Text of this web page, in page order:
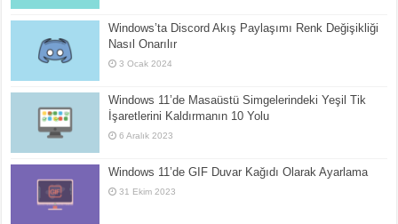
Windows’ta Discord Akış Paylaşımı Renk Değişikliği
Nasıl Onarılır
3 Ocak 2024
Windows 11’de Masaüstü Simgelerindeki Yeşil Tik
İşaretlerini Kaldırmanın 10 Yolu
6 Aralık 2023
Windows 11’de GIF Duvar Kağıdı Olarak Ayarlama
31 Ekim 2023